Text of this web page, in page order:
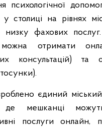
психологічної
у столиці на рівнях
низку фахових послуг.
отримати
консультацій) та
єдиний
мешканці
послуги онлайн,